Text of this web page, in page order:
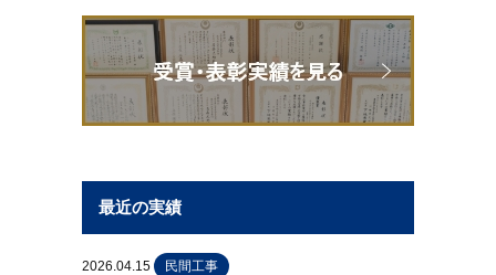
最近の実績
2026.04.15 民間工事